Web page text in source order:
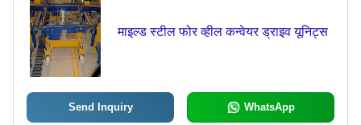
माइल्ड स्टील फोर व्हील कन्वेयर ड्राइव यूनिट्स
Send Inquiry WhatsApp